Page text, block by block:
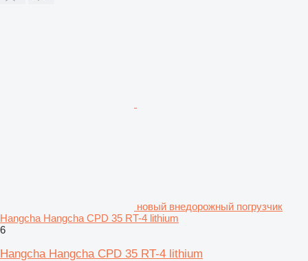
новый внедорожный погрузчик
Hangcha Hangcha CPD 35 RT-4 lithium
6
Hangcha Hangcha CPD 35 RT-4 lithium